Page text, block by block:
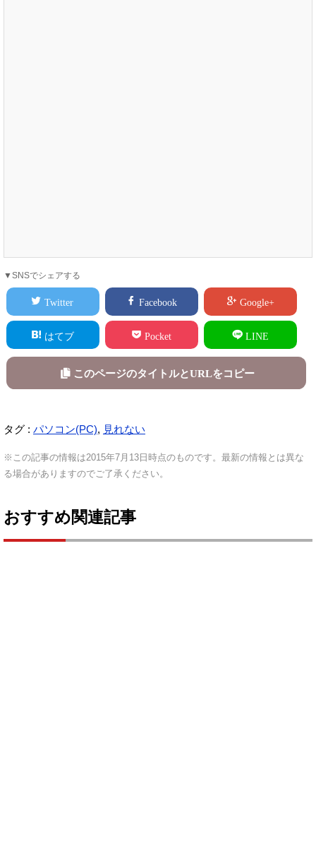
▼SNSでシェアする
Twitter Facebook Google+
はてブ Pocket LINE
このページのタイトルとURLをコピー
タグ : パソコン(PC), 見れない
※この記事の情報は2015年7月13日時点のものです。最新の情報とは異な
る場合がありますのでご了承ください。
おすすめ関連記事